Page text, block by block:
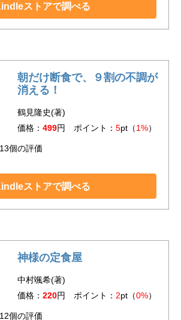
ストアで調べる
朝だけ断食で、９割の不調が
消える！
鶴見隆史(著)
価格： 499円 ポイント： 5pt（1%）
13個の評価
ストアで調べる
神様の定食屋
中村颯希(著)
価格： 220円 ポイント： 2pt（0%）
12個の評価